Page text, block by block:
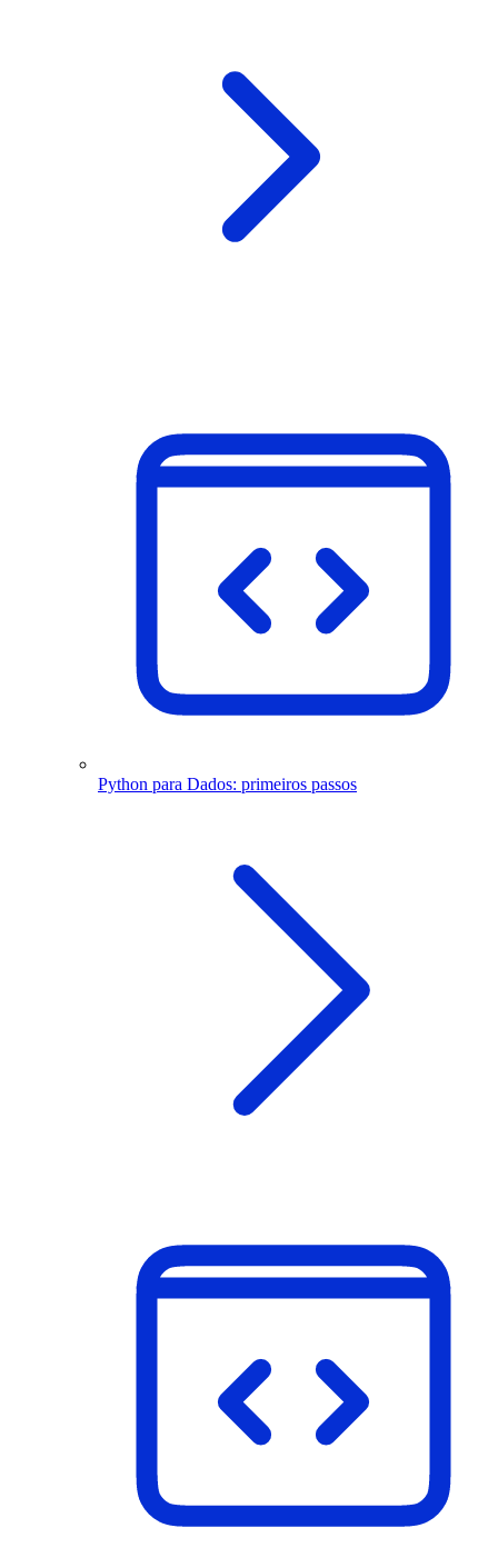
Python para Dados: primeiros passos